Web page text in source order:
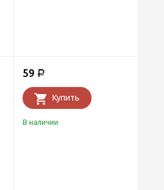
59 Р
Купить
В наличии